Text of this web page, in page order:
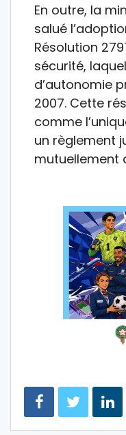
En outre, la
salué
Résolution
sécurité,
d’autonomie
2007. Cette
comme
un règlement
mutuellement